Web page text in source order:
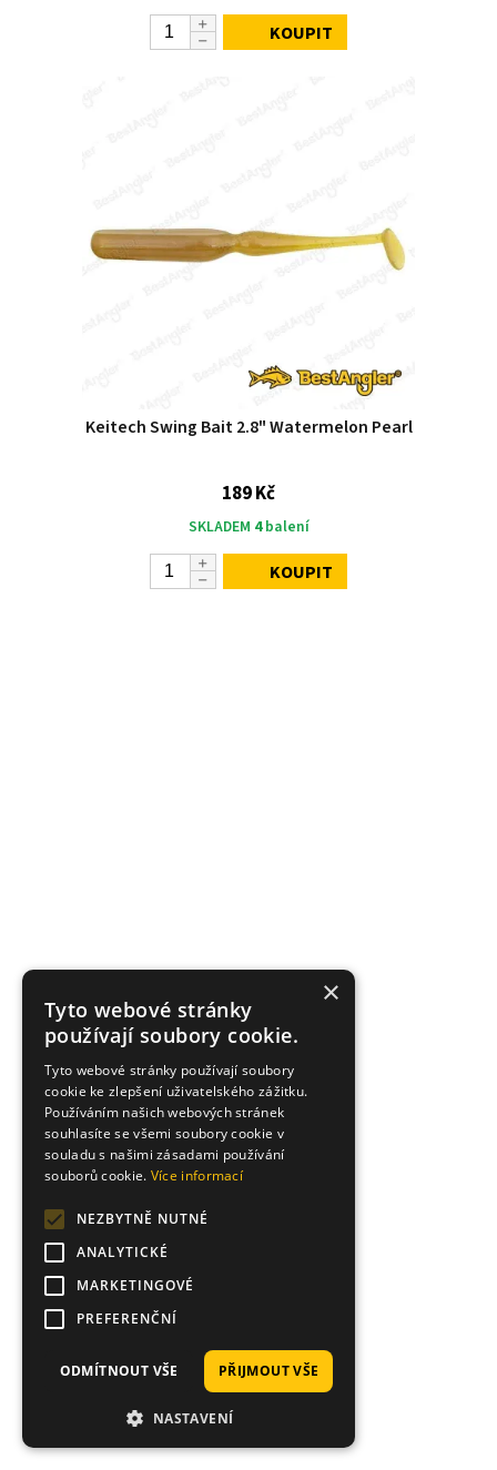
KOUPIT
Keitech Swing Bait 2.8" Watermelon Pearl
189 Kč
SKLADEM 4balení
KOUPIT
×
Tyto webové stránky
používají soubory cookie.
Tyto webové stránky používají soubory
cookie ke zlepšení uživatelského zážitku.
Používáním našich webových stránek
souhlasíte se všemi soubory cookie v
souladu s našimi zásadami používání
souborů cookie. Více informací
NEZBYTNĚ NUTNÉ
ANALYTICKÉ
MARKETINGOVÉ
PREFERENČNÍ
PŘIJMOUT VŠE
ODMÍTNOUT VŠE
NASTAVENÍ